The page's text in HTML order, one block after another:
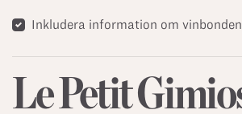
Inkludera information om vinbonden
Le Petit